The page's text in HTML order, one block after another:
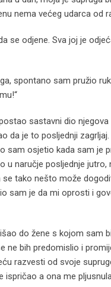
nema većeg udarca od
se odjene. Sva joj je
spontano sam pružio
sastavni dio
da je to posljednji
osjetio kada sam je
u naručje posljednje
tako nešto može
sam je da mi oprosti i
do žene s kojom sam
ne bih predomislio i
razvesti od svoje
ispričao a ona me